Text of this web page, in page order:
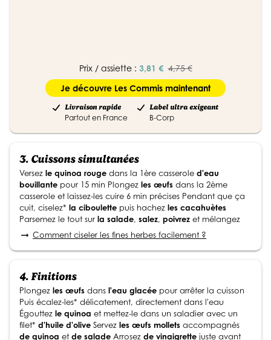
Prix / assiette : 3,81 € 4,75 €
Je découvre Les Commis maintenant
Livraison rapide
Partout en France
Label ultra exigeant
B-Corp
3. Cuissons simultanées
Versez le quinoa rouge dans la 1ère casserole d'eau
bouillante pour 15 min Plongez les œufs dans la 2ème
casserole et laissez-les cuire 6 min précises Pendant que ça
cuit, ciselez* la ciboulette puis hachez les cacahuètes
Parsemez le tout sur la salade, salez, poivrez et mélangez
arrow_right_alt Comment ciseler les fines herbes facilement ?
4. Finitions
Plongez les œufs dans l'eau glacée pour arrêter la cuisson
Puis écalez-les* délicatement, directement dans l'eau
Égouttez le quinoa et mettez-le dans un saladier avec un
filet* d'huile d'olive Servez les œufs mollets accompagnés
de quinoa et de salade Arrosez de vinaigrette juste avant